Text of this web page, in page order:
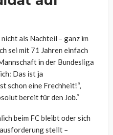
als Nachteil – ganz im
sei mit 71 Jahren einfach
in der Bundesliga
Das ist ja
schon eine Frechheit!“,
bereit für den Job.“
beim FC bleibt oder sich
stellt –